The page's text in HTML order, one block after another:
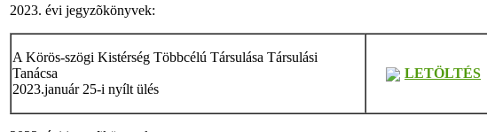
2023. évi jegyzõkönyvek:
A Körös-szögi Kistérség Többcélú Társulása Társulási
Tanácsa
2023.január 25-i nyílt ülés
LETÖLTÉS